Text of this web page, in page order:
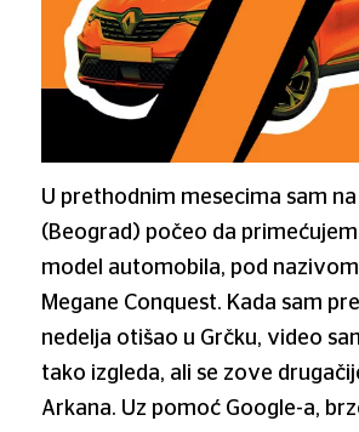
U prethodnim mesecima sam
(Beograd) počeo da
model automobila, pod
Megane Conquest. Kada sam
nedelja otišao u Grčku, video
tako izgleda, ali se zove
Arkana. Uz pomoć Google-a,